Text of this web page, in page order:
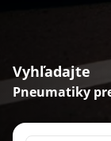
Vyhľadajte
Pneumatiky pre